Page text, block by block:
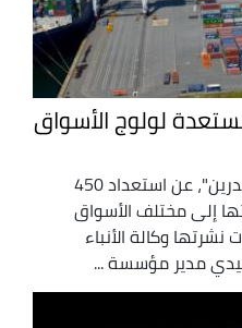
لولوج الأسواق
كشف برنامج "دزاير لدعم المصدرين"، عن استعداد 450
إلى مختلف الأسواق
وكالة الأنباء
مدير مؤسسة ...